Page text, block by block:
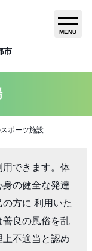
市
MENU
ポーツ施設
用できます。体
の健全な発達
方に 利用いた
善良の風俗を乱
不適当と認め